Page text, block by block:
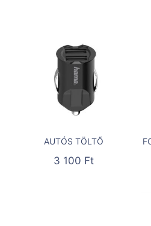
AUTÓS TÖLTŐ
3 100 Ft